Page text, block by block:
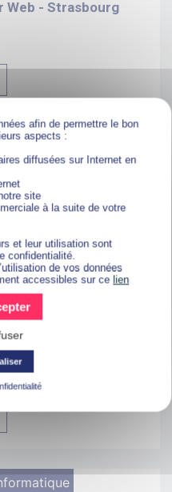
Web - Strasbourg
- Strasbourg
Web - Strasbourg
afin de permettre le bon
aspects :
diffusées sur Internet en
site
à la suite de votre
et leur utilisation sont
confidentialité.
de vos données
accessibles sur ce lien